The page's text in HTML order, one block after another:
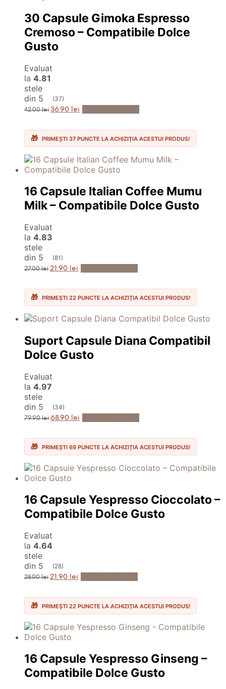
30 Capsule Gimoka Espresso
Cremoso – Compatibile Dolce
Gusto
Evaluat
la 4.81
stele
din 5
(37)
42.00lei Prețul
inițial
fost:
42.00 lei.
36.90 lei Prețul
curent
36.90 lei.
PRIMEȘTI 37 PUNCTE LA ACHIZIȚIA ACESTUI PRODUS!
16 Capsule Italian Coffee Mumu
Milk – Compatibile Dolce Gusto
Evaluat
la 4.83
stele
din 5
(81)
27.00lei Prețul
inițial
fost:
27.00 lei.
21.90 lei Prețul
curent
21.90 lei.
PRIMEȘTI 22 PUNCTE LA ACHIZIȚIA ACESTUI PRODUS!
Suport Capsule Diana Compatibil
Dolce Gusto
Evaluat
la 4.97
stele
din 5
(34)
79.90lei Prețul
inițial
fost:
79.90 lei.
68.90 lei Prețul
curent
68.90 lei.
PRIMEȘTI 69 PUNCTE LA ACHIZIȚIA ACESTUI PRODUS!
16 Capsule Yespresso Cioccolato –
Compatibile Dolce Gusto
Evaluat
la 4.64
stele
din 5
(28)
28.00lei Prețul
inițial
fost:
28.00 lei.
21.90 lei Prețul
curent
21.90 lei.
PRIMEȘTI 22 PUNCTE LA ACHIZIȚIA ACESTUI PRODUS!
16 Capsule Yespresso Ginseng –
Compatibile Dolce Gusto